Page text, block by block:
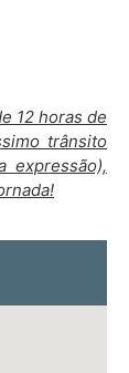
12 horas de
trânsito
expressão),